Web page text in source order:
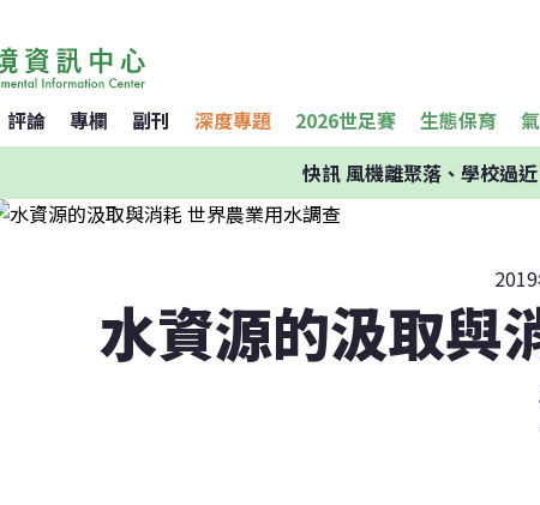
評論 專欄 副刊 深度專題 2026世足賽 生態保育
快訊風機離聚落、學校過
水資源的汲取與